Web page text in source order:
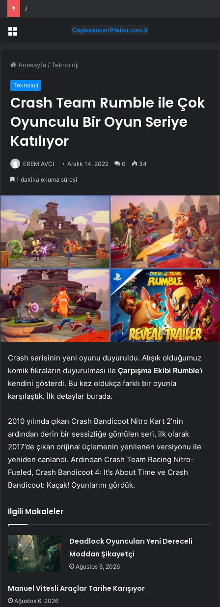
AKP’li belediye 4 kapı kilidine 340 bin TL vermiş
Menü
Anasayfa /Teknoloji
Teknoloji
Crash Team Rumble ile Çok
Oyunculu Bir Oyun Seriye
Katılıyor
EREM AVCI Aralık 14, 2022 0 34
1 dakika okuma süresi
Crash serisinin yeni oyunu duyuruldu. Alışık olduğumuz
komik fıkraların duyurulması ile Çarpışma Ekibi Rumble’ı
kendini gösterdi. Bu kez oldukça farklı bir oyunla
karşılaştık. İlk detaylar burada.
2010 yılında çıkan Crash Bandicoot Nitro Kart 2’nin
ardından derin bir sessizliğe gömülen seri, ilk olarak
2017’de çıkan orijinal üçlemenin yenilenen versiyonu ile
yeniden canlandı. Ardından Crash Team Racing Nitro-
Fueled, Crash Bandicoot 4: It’s About Time ve Crash
Bandicoot: Kaçak! Oyunlarını gördük.
İlgili Makaleler
Deadlock Oyuncuları Yeni Dereceli
Moddan Şikayetçi
Ağustos 6, 2026
Manuel Vitesli Araçlar Tarihe Karışıyor
Ağustos 6, 2026